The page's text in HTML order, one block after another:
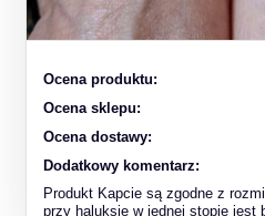
Ocena produktu:
Ocena sklepu:
Ocena dostawy:
Dodatkowy komentarz:
Produkt Kapcie są zgodne z
przy haluksie w jednej stopie jest